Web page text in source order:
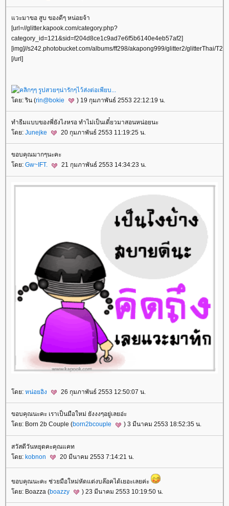
วะมาขอ สูบ ของดีๆ หน่อยจ้า
[url=//glitter.kapook.com/category.php?
category_id=121&sid=f204d8ce1c9ad7e6f5b6140e4eb57af2]
[img]//s242.photobucket.com/albums/ff298/akapong999/glitter2/glitterThai/
[/url]
ดย: ริน (rin@bokie ) 19 กุมภาพันธ์ 2553 22:12:19 น.
ทำธีมแบบของพี่ยังไงหรอ ทำไม่เป็นเดี๋ยวมาสอนหน่อยนะ
ดย: Junejke 20 กุมภาพันธ์ 2553 11:19:25 น.
ขอบคุณมากๆนะคะ
ดย: Gw~IFT. 21 กุมภาพันธ์ 2553 14:34:23 น.
ดย: หน่อยอิง 26 กุมภาพันธ์ 2553 12:50:07 น.
ขอบคุณนะคะ เราเป็นมือใหม่ ยังงงๆอยู่เลยอ่ะ
ดย: Born 2b Couple (born2bcouple ) 3 มีนาคม 2553 18:52:35 น.
สวัสดีวันหยุดคะคุณแคท
ดย: kobnon 20 มีนาคม 2553 7:14:21 น.
ขอบคุณนะคะ ช่วยมือใหม่หัดแต่งบล๊อคได้เยอะเลยค่ะ
ดย: Boazza (boazzy ) 23 มีนาคม 2553 10:19:50 น.